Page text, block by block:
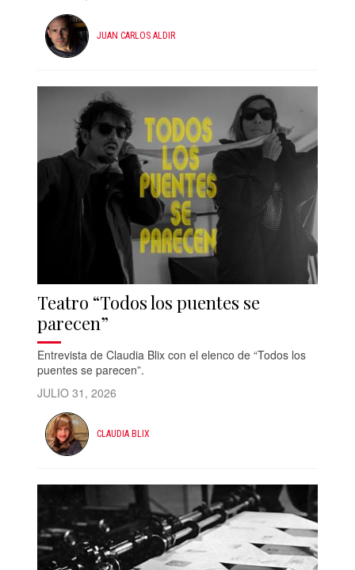
JUAN CARLOS ALDIR
Teatro “Todos los puentes se
parecen”
Entrevista de Claudia Blix con el elenco de “Todos los
puentes se parecen”.
JULIO 31, 2026
CLAUDIA BLIX